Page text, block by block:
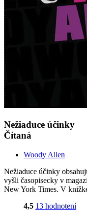
Nežiaduce účinky
Čítaná
Woody Allen
Nežiaduce účinky
vyšli časopisecky v
New York Times. V
4,5 13 hodnotení